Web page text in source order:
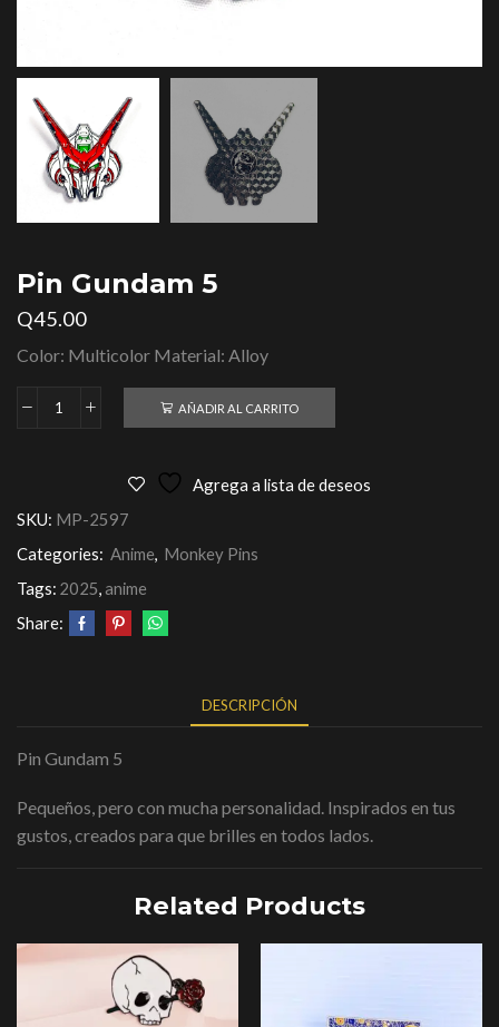
Pin Gundam 5
Q45.00
Color: Multicolor Material: Alloy
AÑADIR AL CARRITO
Agrega a lista de deseos
SKU: MP-2597
Categories: Anime, Monkey Pins
Tags: 2025,anime
Share:
DESCRIPCIÓN
Pin Gundam 5
Pequeños, pero con mucha personalidad. Inspirados en tus
gustos, creados para que brilles en todos lados.
Related Products